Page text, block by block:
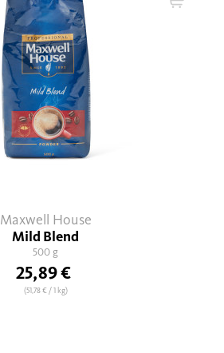
Maxwell House
Mild Blend
500 g
25,89 €
(51,78 €/ 1 kg)